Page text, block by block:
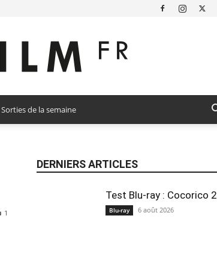
Sorties de la semaine
1
DERNIERS ARTICLES
Test Blu-ray : Cocorico 2
Blu-ray 6 août 2026